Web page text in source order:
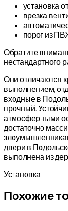
установка
врезка
порог из
Обратите
нестандартного
Они отличаются
выполнением,
входные в
прочный.
атмосферными
достаточно
двери в
выполнена из
Установка
Похожие